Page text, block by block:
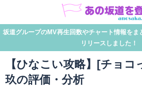
坂道グループのMV再生回数やチャート情報をま
リリースしました！
【ひなこい攻略】[チョコ
玖の評価・分析